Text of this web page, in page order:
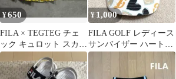
¥650
FILA × TEGTEG チェ
ック キュロット スカー
ト 105 黄色
¥ 1,000
FILA GOLF レディース
サンバイザー ハート柄
スパンコール